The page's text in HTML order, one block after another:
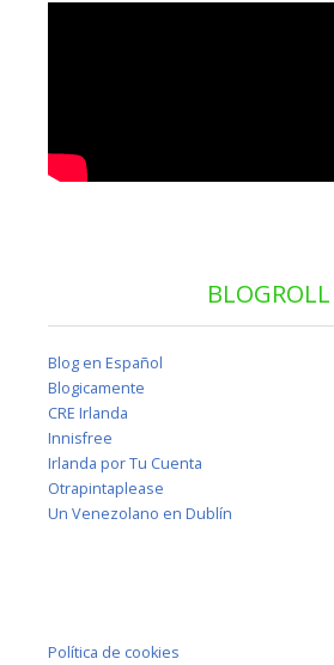
BLOGROLL
Blog en Español
Blogicamente
CRE Irlanda
Innisfree
Irlanda por Tu Cuenta
Otrapintaplease
Un Venezolano en Dublín
Política de cookies